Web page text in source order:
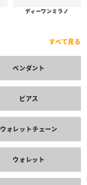
ディーワンミラノ
すべて見る
ペンダント
ピアス
ウォレットチェーン
ウォレット